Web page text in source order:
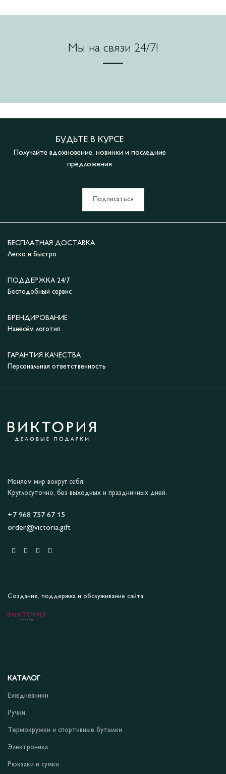
Мы на связи 24/7!
БУДЬТЕ В КУРСЕ
Получайте вдохновение, новинки и последние
предложения
Подписаться
БЕСПЛАТНАЯ ДОСТАВКА
Легко и быстро
ПОДДЕРЖКА 24/7
Бесподобный сервис
БРЕНДИРОВАНИЕ
Нанесём логотип
ГАРАНТИЯ КАЧЕСТВА
Персональная ответственность
Меняем мир вокруг себя.
Круглосуточно, без выходных и праздничных дней.
+7 968 757 67 15
order@victoria.gift
Создание, поддержка и обслуживание сайта:
КАТАЛОГ
Ежедневники
Ручки
Термокружки и спортивные бутылки
Электроника
Рюкзаки и сумки